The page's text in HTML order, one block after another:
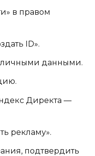
в правом
ID».
личными данными.
Директа —
рекламу».
подтвердить